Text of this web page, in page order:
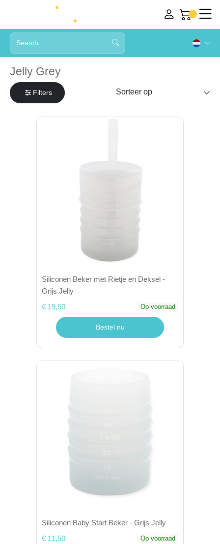
Jelly Grey
Filters
Siliconen Beker met Rietje en Deksel -
Grijs Jelly
€ 19,50
Op voorraad
Bestel nu
Siliconen Baby Start Beker - Grijs Jelly
€ 11,50
Op voorraad